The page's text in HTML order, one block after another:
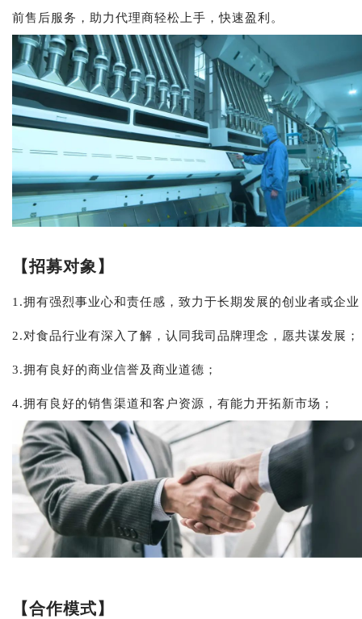
前售后服务，助力代理商轻松上手，快速盈利。
【招募对象】
1.拥有强烈事业心和责任感，致力于长期发展的创业者或企业
2.对食品行业有深入了解，认同我司品牌理念，愿共谋发展；
3.拥有良好的商业信誉及商业道德；
4.拥有良好的销售渠道和客户资源，有能力开拓新市场；
【合作模式】